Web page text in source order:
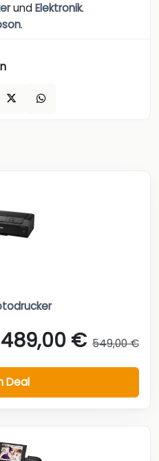
undElektronik.
.
489,00 € 549,00 €
Deal